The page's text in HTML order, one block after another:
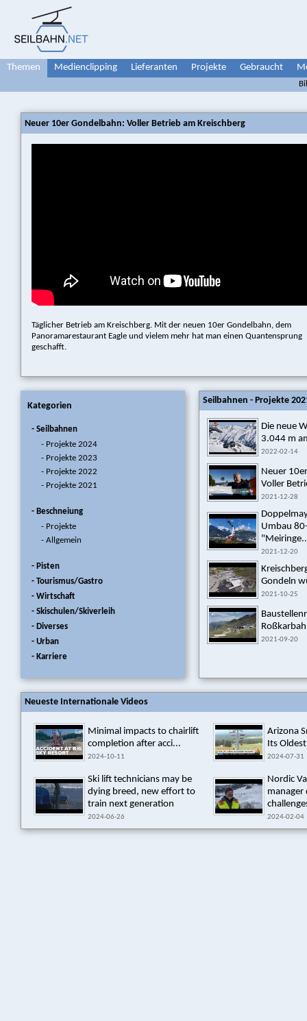
Themen Medienclipping Lieferanten Projekte Gebraucht
Neuer 10er Gondelbahn: Voller Betrieb am Kreischberg
Täglicher Betrieb am Kreischberg. Mit der neuen 10er Gondelbahn, dem
Panoramarestaurant Eagle und vielem mehr hat man einen Quantensprung
geschafft.
Kategorien
- Seilbahnen
- Projekte 2024
- Projekte 2023
- Projekte 2022
- Projekte 2021
- Beschneiung
- Projekte
- Allgemein
- Pisten
- Tourismus/Gastro
- Wirtschaft
- Skischulen/Skiverleih
- Diverses
- Urban
- Karriere
Seilbahnen - Projekte
Die neue
3.044 m
2022-02-14
Neuer
Voller
2021-12-28
Umbau
2021-12-20
Gondeln
2021-10-25
2021-09-20
Neueste Internationale Videos
Minimal impacts to chairlift
completion after acci...
2024-10-11
Arizona
Its
2024-07-31
Ski lift technicians may be
dying breed, new effort to
train next generation
2024-06-26
Nordic
manager
2024-02-04